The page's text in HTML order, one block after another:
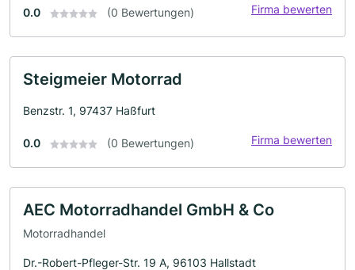
0.0 (0 Bewertungen) Firma bewerten
Steigmeier Motorrad
Benzstr. 1, 97437 Haßfurt
0.0 (0 Bewertungen) Firma bewerten
AEC Motorradhandel GmbH & Co
Motorradhandel
Dr.-Robert-Pfleger-Str. 19 A, 96103 Hallstadt